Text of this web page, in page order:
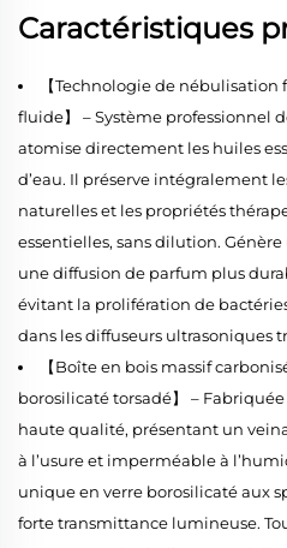
Caractéristiques
【Technologie de
fluide】 – Système professionnel
atomise directement les huiles
d’eau. Il préserve intégralement
naturelles et les propriétés
essentielles, sans dilution.
une diffusion de parfum plus
évitant la prolifération de
dans les diffuseurs ultrasoniques
【Boîte en bois massif
borosilicaté torsadé】 –
haute qualité, présentant un
à l’usure et imperméable à
unique en verre borosilicaté aux
forte transmittance lumineuse.